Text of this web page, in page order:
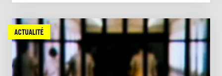
ACTUALITÉ